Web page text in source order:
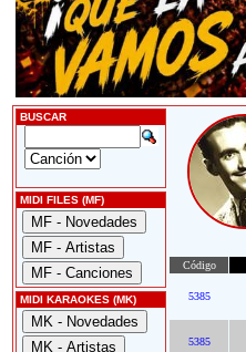
BUSCAR
MIDI FILES (MF)
MIDI KARAOKES (MK)
Código
5385
5385